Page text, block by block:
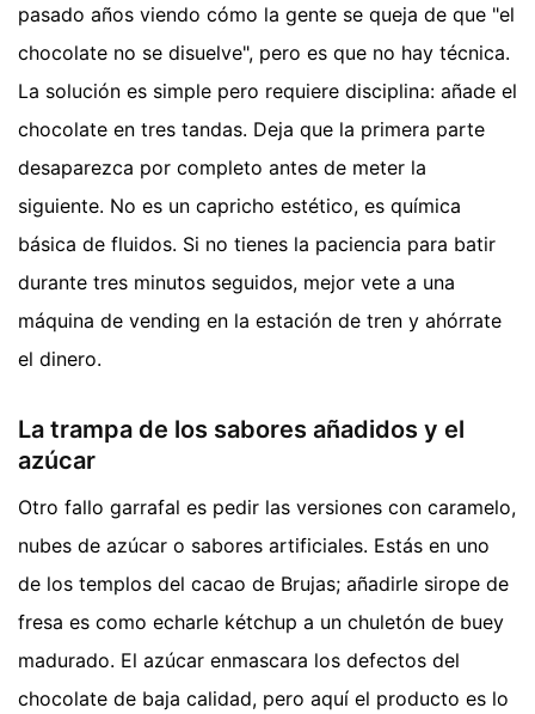
pasado años viendo cómo la gente se queja de que "el
chocolate no se disuelve", pero es que no hay técnica.
La solución es simple pero requiere disciplina: añade el
chocolate en tres tandas. Deja que la primera parte
desaparezca por completo antes de meter la
siguiente. No es un capricho estético, es química
básica de fluidos. Si no tienes la paciencia para batir
durante tres minutos seguidos, mejor vete a una
máquina de vending en la estación de tren y ahórrate
el dinero.
La trampa de los sabores añadidos y el
azúcar
Otro fallo garrafal es pedir las versiones con caramelo,
nubes de azúcar o sabores artificiales. Estás en uno
de los templos del cacao de Brujas; añadirle sirope de
fresa es como echarle kétchup a un chuletón de buey
madurado. El azúcar enmascara los defectos del
chocolate de baja calidad, pero aquí el producto es lo